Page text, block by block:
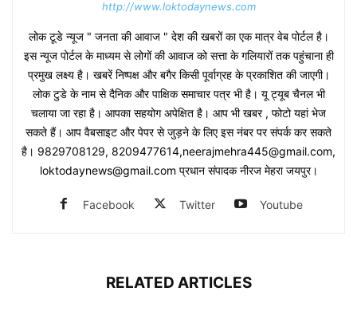
http://www.loktodaynews.com
लोक टूडे न्यूज " जनता की आवाज " देश की खबरों का एक मात्र वेब पोर्टल है।
इस न्यूज पोर्टल के माध्यम से लोगों की आवाज को सत्ता के गलियारों तक पहुंचाना ही
प्रमुख लक्ष्य है। खबरें निष्पक्ष और बगैर किसी पूर्वाग्रह के प्रकाशित की जाएगी।
लोक टुडे के नाम से दैनिक और पाक्षिक समाचार पत्र भी है। यू ट्यूब चैनल भी
चलाया जा रहा है। आपका सहयोग अपेक्षित है। आप भी खबर , फोटो यहां भेज
सकते हैं। आप वैबसाइट और पेपर से जुड़ने के लिए इस नंबर पर संपर्क कर सकते
है। 9829708129, 8209477614,neerajmehra445@gmail.com,
loktodaynews@gmail.com प्रधान संपादक नीरज मेहरा जयपुर।
Facebook Twitter Youtube
RELATED ARTICLES